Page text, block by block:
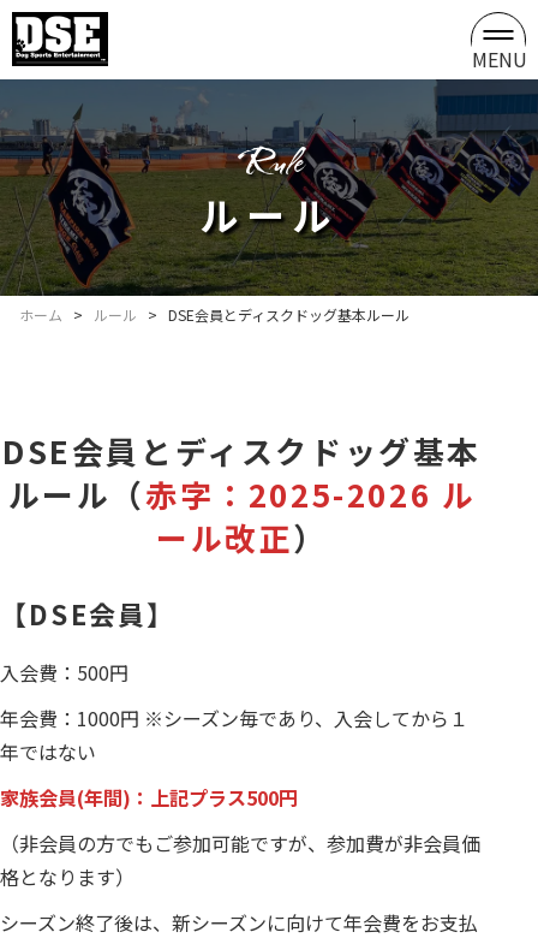
MENU
ルール
rule
ホーム > ルール > DSE会員とディスクドッグ基本ルール
DSE会員とディスクドッグ基本
ルール（赤字：2025-2026 ル
ール改正）
【DSE会員】
入会費：500円
年会費：1000円 ※シーズン毎であり、入会してから１
年ではない
家族会員(年間)：上記プラス500円
（非会員の方でもご参加可能ですが、参加費が非会員価
格となります）
シーズン終了後は、新シーズンに向けて年会費をお支払